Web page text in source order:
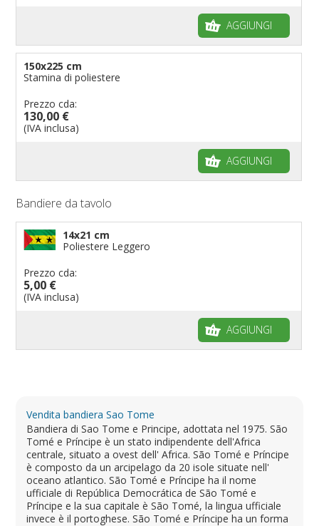
AGGIUNGI
150x225 cm
Stamina di poliestere
Prezzo cda:
130,00 €
(IVA inclusa)
AGGIUNGI
Bandiere da tavolo
14x21 cm
Poliestere Leggero
Prezzo cda:
5,00 €
(IVA inclusa)
AGGIUNGI
Vendita bandiera Sao Tome
Bandiera di Sao Tome e Principe, adottata nel 1975. São
Tomé e Príncipe è un stato indipendente dell'Africa
centrale, situato a ovest dell' Africa. São Tomé e Príncipe
è composto da un arcipelago da 20 isole situate nell'
oceano atlantico. São Tomé e Príncipe ha il nome
ufficiale di República Democrática de São Tomé e
Príncipe e la sua capitale è São Tomé, la lingua ufficiale
invece è il portoghese. São Tomé e Príncipe ha un forma